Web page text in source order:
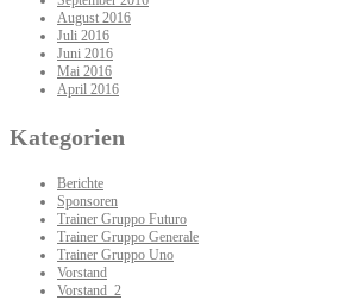
August 2016
Juli 2016
Juni 2016
Mai 2016
April 2016
Kategorien
Berichte
Sponsoren
Trainer Gruppo Futuro
Trainer Gruppo Generale
Trainer Gruppo Uno
Vorstand
Vorstand_2